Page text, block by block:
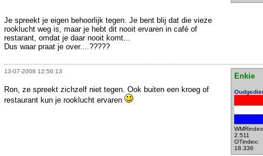
Je spreekt je eigen behoorlijk tegen. Je bent blij dat die vieze
rooklucht weg is, maar je hebt dit nooit ervaren in café of
restarant, omdat je daar nooit komt...
Dus waar praat je over....?????
13-07-2008 12:56:13
Enkie
2.511
OTindex:
18.336
Ron, ze spreekt zichzelf niet tegen. Ook buiten een kroeg of
restaurant kun je rooklucht ervaren